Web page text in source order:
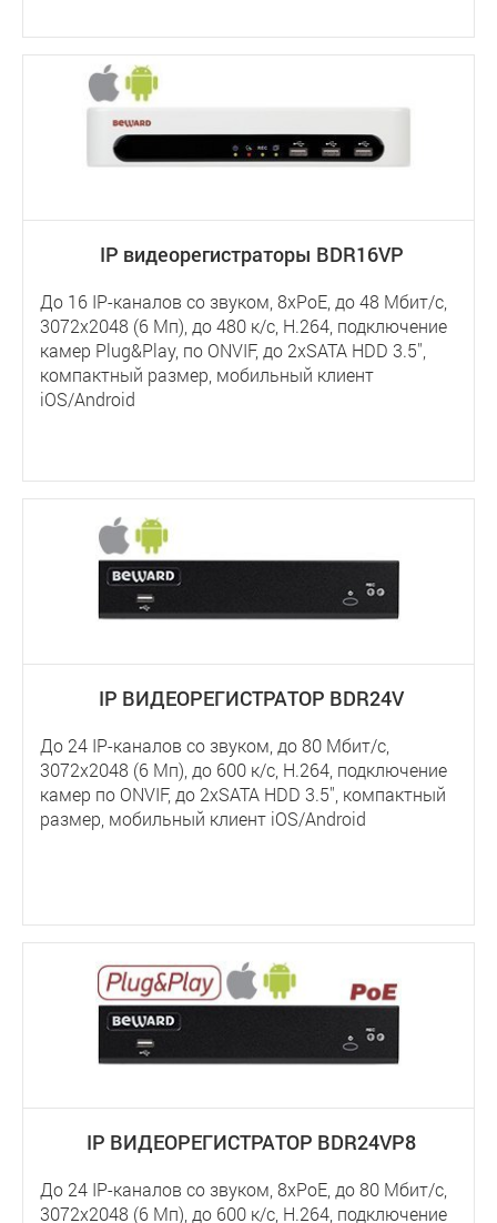
IP видеорегистраторы BDR16VP
До 16 IP-каналов со звуком, 8xPoE, до 48 Мбит/с,
3072x2048 (6 Мп), до 480 к/с, H.264, подключение
камер Plug&Play, по ONVIF, до 2хSATA HDD 3.5'',
компактный размер, мобильный клиент
iOS/Android
IP ВИДЕОРЕГИСТРАТОР BDR24V
До 24 IP-каналов со звуком, до 80 Мбит/с,
3072x2048 (6 Мп), до 600 к/с, H.264, подключение
камер по ONVIF, до 2хSATA HDD 3.5'', компактный
размер, мобильный клиент iOS/Android
IP ВИДЕОРЕГИСТРАТОР BDR24VP8
До 24 IP-каналов со звуком, 8xPoE, до 80 Мбит/с,
3072x2048 (6 Мп), до 600 к/с, H.264, подключение